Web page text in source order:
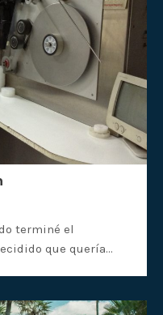
terminé el
que quería…